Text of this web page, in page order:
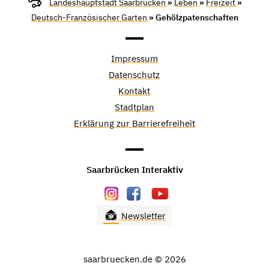
Landeshauptstadt Saarbrücken » Leben » Freizeit »
Deutsch-Französischer Garten » Gehölzpatenschaften
Impressum
Datenschutz
Kontakt
Stadtplan
Erklärung zur Barrierefreiheit
Saarbrücken Interaktiv
Newsletter
saarbruecken.de © 2026